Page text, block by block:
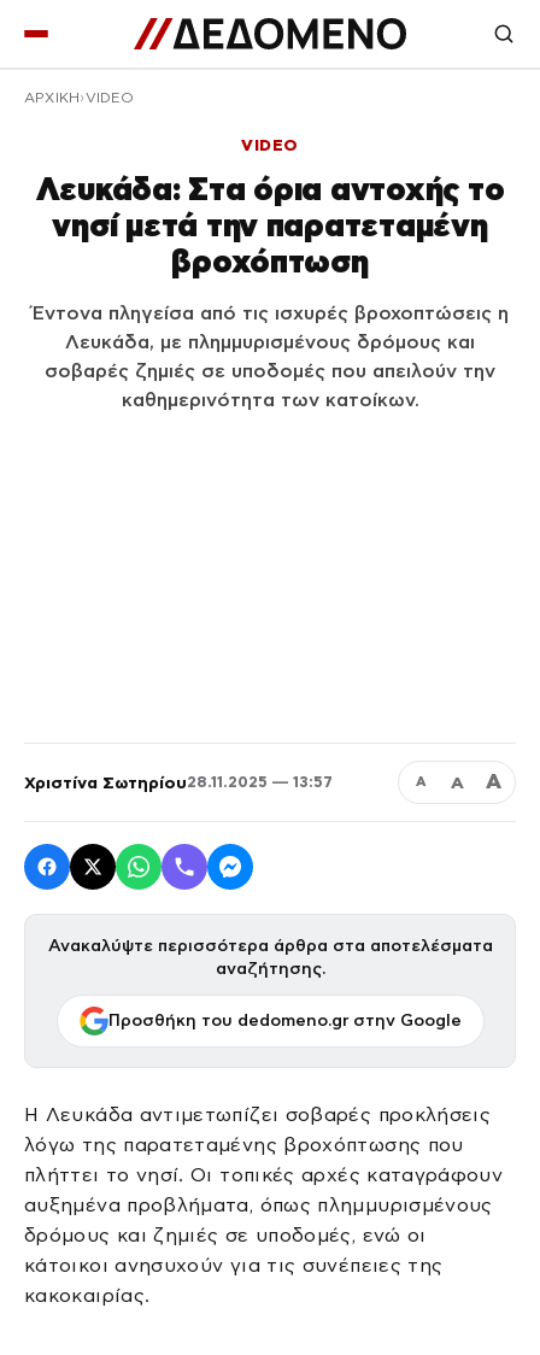
ΑΡΧΙΚΉ VIDEO
VIDEO
Λευκάδα: Στα όρια αντοχής το
νησί μετά την παρατεταμένη
βροχόπτωση
Έντονα πληγείσα από τις ισχυρές βροχοπτώσεις η
Λευκάδα, με πλημμυρισμένους δρόμους και
σοβαρές ζημιές σε υποδομές που απειλούν την
καθημερινότητα των κατοίκων.
Χριστίνα Σωτηρίου28.11.2025 — 13:57 Α Α Α
Ανακαλύψτε περισσότερα άρθρα στα αποτελέσματα
αναζήτησης.
Προσθήκη του dedomeno.gr στην Google
Η Λευκάδα αντιμετωπίζει σοβαρές προκλήσεις
λόγω της παρατεταμένης βροχόπτωσης που
πλήττει το νησί. Οι τοπικές αρχές καταγράφουν
αυξημένα προβλήματα, όπως πλημμυρισμένους
δρόμους και ζημιές σε υποδομές, ενώ οι
κάτοικοι ανησυχούν για τις συνέπειες της
κακοκαιρίας.